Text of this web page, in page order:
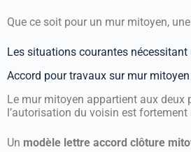
Que ce soit pour un mur mitoyen,
Les situations courantes
Accord pour travaux sur mur
Le mur mitoyen appartient aux deux
l’autorisation du voisin est
Un modèle lettre accord clôture